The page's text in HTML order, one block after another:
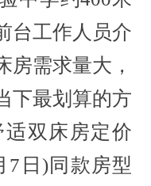
台工作人员介
房需求量大，
下最划算的方
双床房定价
7日)同款房型